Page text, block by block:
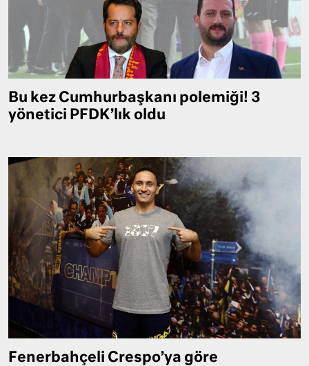
Bu kez Cumhurbaşkanı polemiği! 3
yönetici PFDK’lık oldu
Fenerbahçeli Crespo’ya göre